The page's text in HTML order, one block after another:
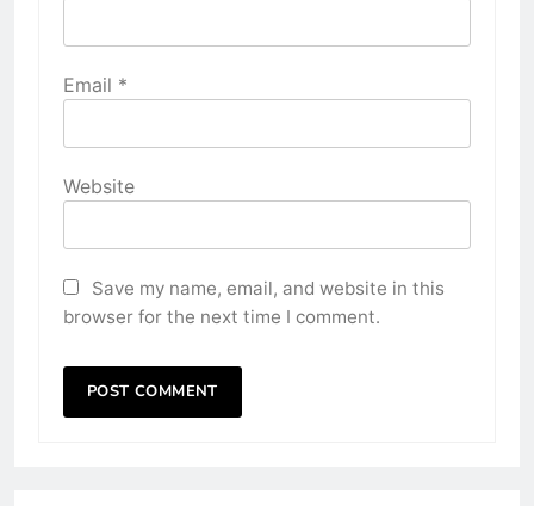
Email *
Website
Save my name, email, and website in this
browser for the next time I comment.